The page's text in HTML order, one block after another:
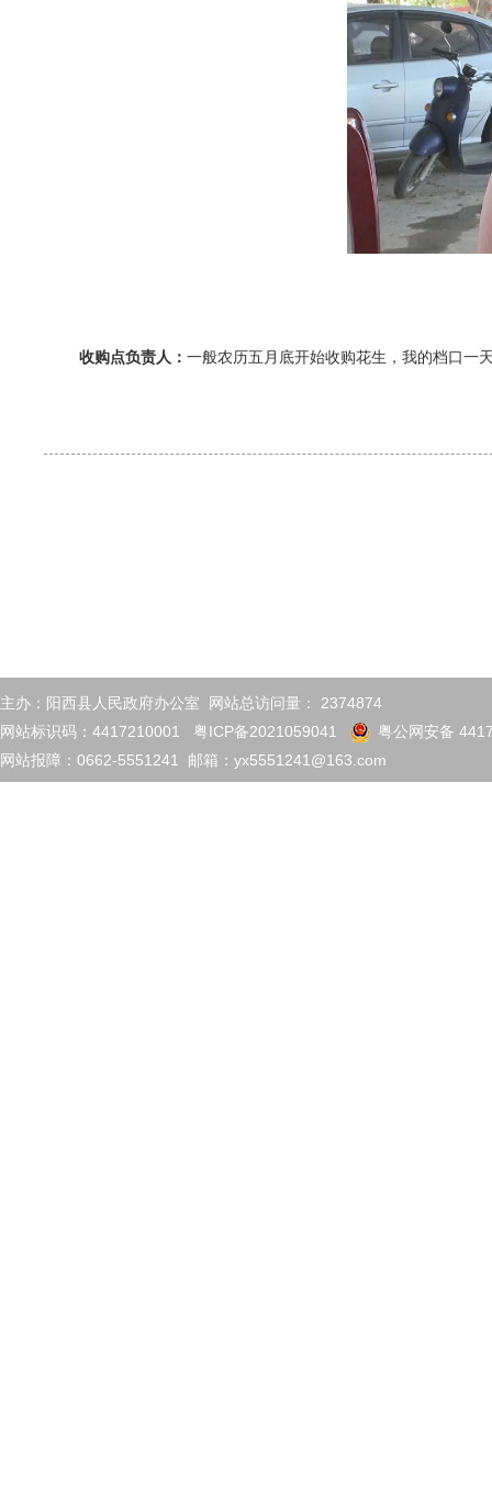
收购点负责人： 一般农历五月底开始收购花生，我的档口一
主办：阳西县人民政府办公室 网站总访问量： 2374874
网站标识码：4417210001 粤ICP备2021059041
粤公网安备
网站报障：0662-5551241 邮箱：yx5551241@163.com